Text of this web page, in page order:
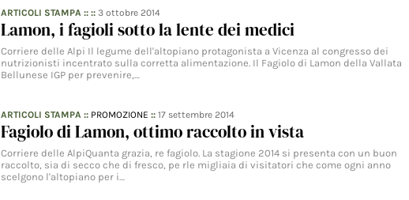
ARTICOLI STAMPA :: ::3 ottobre 2014
Lamon, i fagioli sotto la lente dei medici
Corriere delle Alpi Il legume dell'altopiano protagonista a Vicenza al congresso dei
nutrizionisti incentrato sulla corretta alimentazione. Il Fagiolo di Lamon della Vallata
Bellunese IGP per prevenire,…
ARTICOLI STAMPA :: PROMOZIONE ::17 settembre 2014
Fagiolo di Lamon, ottimo raccolto in vista
Corriere delle AlpiQuanta grazia, re fagiolo. La stagione 2014 si presenta con un buon
raccolto, sia di secco che di fresco, pe rle migliaia di visitatori che come ogni anno
scelgono l'altopiano per i…